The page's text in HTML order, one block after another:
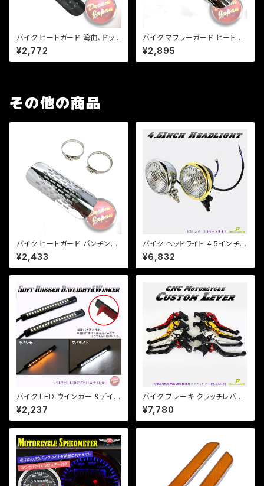
バイク ヒートガード 湾曲、ドット
タイプ 【シルバー・ブラック】 マフ
ラー 火傷防止 カスタム マフラ
ーガード バンド取り付けサイズ
¥2,772
バイク マフラーガード ヒートガ
ード 湾曲、ドットタイプ マフラー
火傷防止 カスタム 【シルバー】
バンド取り付けサイズ40〜65m
¥2,895
その他の商品
バイク ヒートガード パンチング
【シルバー・ブラック】 マフラーガ
ード バンド取り付けサイズ40〜
65mm/a317 【クリックポス
¥2,433
バイク ヘッドライト 4.5インチ
ベーツライト H4バルブ カスタム
ライト 【ブラック・シルバー】 / ア
メリカン/ DS / スティード / バル
¥6,832
バイク LED ウインカー &デイラ
イト / 曲面・防水仕様/両面テー
プ/2本セット/マジェ/原付/CBR/
a353【クリックポスト送料無料】
¥2,237
バイク ブレーキ クラッチレバー
左右セット ホンダ系 ジェイド マ
グナ ホーネット 他 【a379】 可
倒&角度&伸縮 調整機能付き
¥7,780